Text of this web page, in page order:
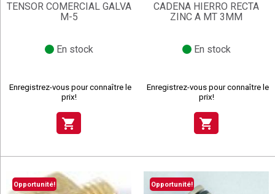
TENSOR COMERCIAL GALVA
M-5
En stock
Enregistrez-vous pour connaître le
prix!
shopping_cart
CADENA HIERRO RECTA
ZINC A MT 3MM
En stock
Enregistrez-vous pour connaître le
prix!
shopping_cart
Opportunité! Opportunité!